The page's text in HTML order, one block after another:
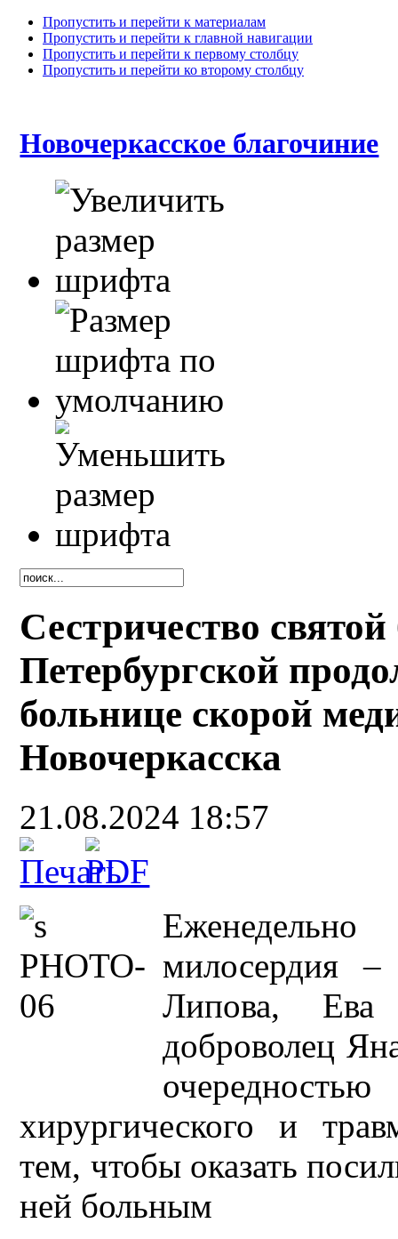
Пропустить и перейти к материалам
Пропустить и перейти к главной навигации
Пропустить и перейти к первому столбцу
Пропустить и перейти ко второму столбцу
Новочеркасское благочиние
Сестричество
Петербургской
больнице скорой
Новочеркасска
21.08.2024 18:57
милосердия –
Липова, Ева
доброволец
хирургического и
тем, чтобы оказать
ней больным